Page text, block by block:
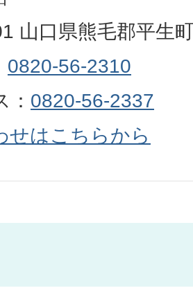
山口県熊毛郡平生
0820-56-2310
0820-56-2337
せはこちらから